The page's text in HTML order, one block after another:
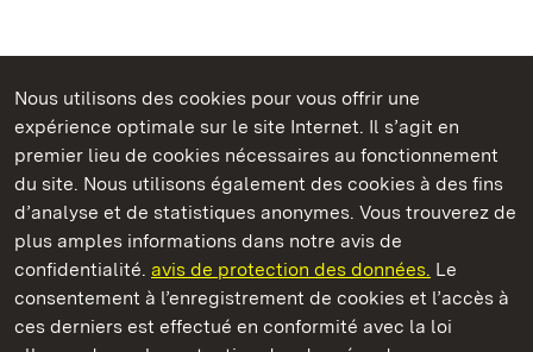
Nous utilisons des cookies pour vous offrir une
expérience optimale sur le site Internet. Il s’agit en
premier lieu de cookies nécessaires au fonctionnement
du site. Nous utilisons également des cookies à des fins
d’analyse et de statistiques anonymes. Vous trouverez de
plus amples informations dans notre avis de
confidentialité. avis de protection des données. Le
consentement à l’enregistrement de cookies et l’accès à
ces derniers est effectué en conformité avec la loi
Châteaux et jardins publics du Bade-Wurtemberg
Château et parc de Schwetzingen
Châteaux et jardins publics du Bade-Wurtemberg